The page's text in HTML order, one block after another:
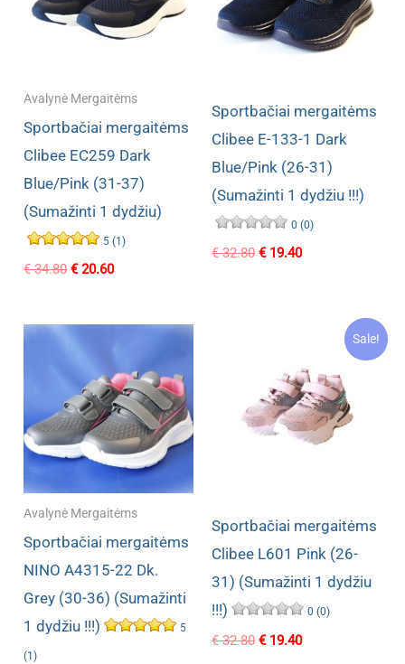
Avalynė Mergaitėms
Sportbačiai mergaitėms
Clibee EC259 Dark
Blue/Pink (31-37)
(Sumažinti 1 dydžiu)
5 (1)
€34.80 Original
€20.60Current
Sportbačiai mergaitėms
Clibee E-133-1 Dark
Blue/Pink (26-31)
(Sumažinti 1 dydžiu !!!)
0 (0)
€32.80 Original
€19.40Current
Avalynė Mergaitėms
Sportbačiai mergaitėms
NINO A4315-22 Dk.
Grey (30-36) (Sumažinti
1 dydžiu !!!)
5
(1)
Sale!
Sportbačiai mergaitėms
Clibee L601 Pink (26-
31) (Sumažinti 1 dydžiu
!!!)
0 (0)
€32.80 Original
€19.40Current